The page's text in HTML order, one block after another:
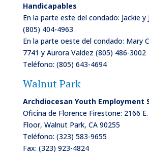
Handicapables
En la parte este del condado: Jackie y
(805) 404-4963
En la parte oeste del condado: Mary
7741 y Aurora Valdez (805) 486-3002
Teléfono: (805) 643-4694
Walnut Park
Archdiocesan Youth Employment
Oficina de Florence Firestone: 2166
Floor, Walnut Park, CA 90255
Teléfono: (323) 583-9655
Fax: (323) 923-4824